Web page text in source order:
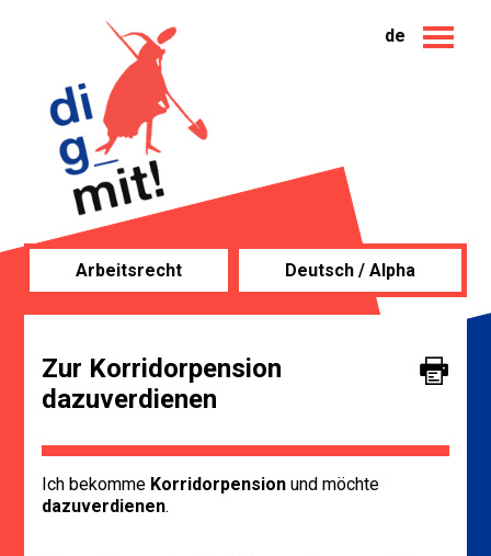
de
Arbeitsrecht Deutsch / Alpha
Zur Korridorpension
dazuverdienen
Ich bekomme Korridorpension und möchte
dazuverdienen.